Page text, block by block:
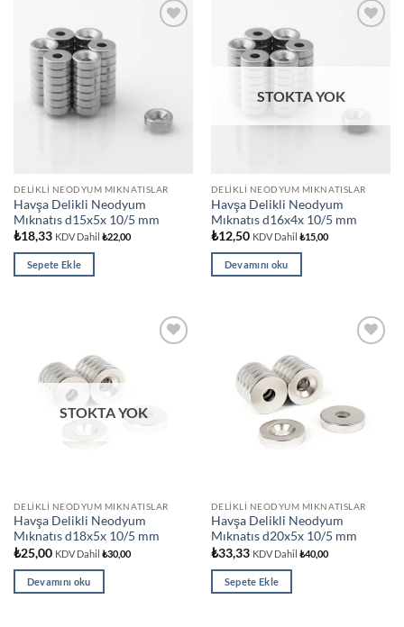
DELIKLI NEODYUM MIKNATISLAR
Havşa Delikli Neodyum
Mıknatıs d15x5x 10/5 mm
₺18,33 KDV Dahil ₺22,00
Sepete Ekle
STOKTA YOK
DELIKLI NEODYUM MIKNATISLAR
Havşa Delikli Neodyum
Mıknatıs d16x4x 10/5 mm
₺12,50 KDV Dahil ₺15,00
Devamını oku
STOKTA YOK
DELIKLI NEODYUM MIKNATISLAR
Havşa Delikli Neodyum
Mıknatıs d18x5x 10/5 mm
₺25,00 KDV Dahil ₺30,00
Devamını oku
DELIKLI NEODYUM MIKNATISLAR
Havşa Delikli Neodyum
Mıknatıs d20x5x 10/5 mm
₺33,33 KDV Dahil ₺40,00
Sepete Ekle